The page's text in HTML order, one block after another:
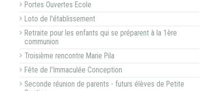
Portes Ouvertes Ecole
Loto de l'établissement
Retraite pour les enfants qui se préparent à la 1ère
communion
Troisième rencontre Marie Pila
Fête de l'Immaculée Conception
Seconde réunion de parents - futurs élèves de Petite